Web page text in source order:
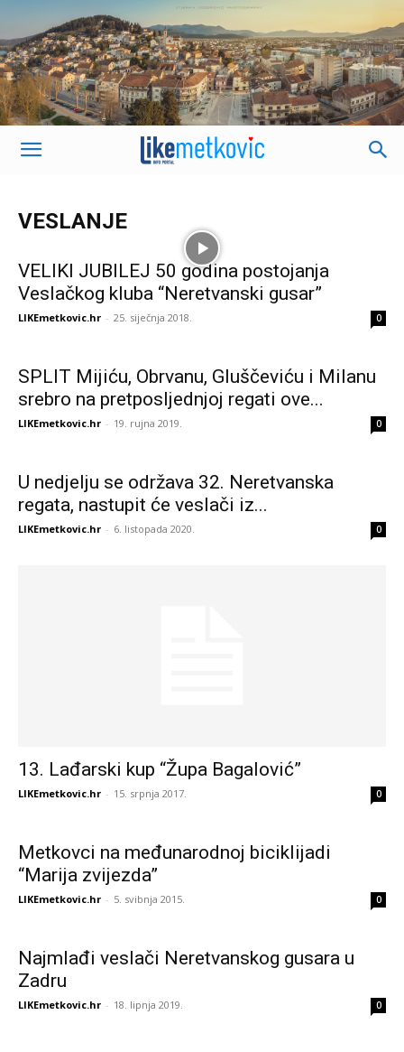
VESLANJE
VELIKI JUBILEJ 50 godina postojanja
Veslačkog kluba “Neretvanski gusar”
LIKEmetkovic.hr - 25. siječnja 2018. 0
SPLIT Mijiću, Obrvanu, Gluščeviću i Milanu
srebro na pretposljednjoj regati ove...
LIKEmetkovic.hr - 19. rujna 2019. 0
U nedjelju se održava 32. Neretvanska
regata, nastupit će veslači iz...
LIKEmetkovic.hr - 6. listopada 2020. 0
13. Lađarski kup “Župa Bagalović”
LIKEmetkovic.hr - 15. srpnja 2017. 0
Metkovci na međunarodnoj biciklijadi
“Marija zvijezda”
LIKEmetkovic.hr - 5. svibnja 2015. 0
Najmlađi veslači Neretvanskog gusara u
Zadru
LIKEmetkovic.hr - 18. lipnja 2019. 0